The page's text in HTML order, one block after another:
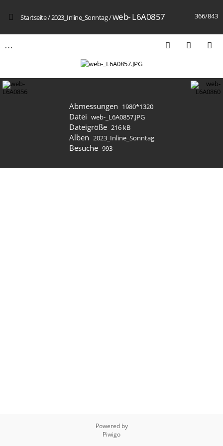
366/843
Startseite/2023_Inline_Sonntag/web- L6A0857
Abmessungen 1980*1320
Datei web-_L6A0857.JPG
Dateigröße 216 kB
Alben 2023_Inline_Sonntag
Besuche 993
Powered by
Piwigo